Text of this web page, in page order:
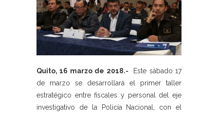
Quito, 16 marzo de 2018.- Este sábado 17
de marzo se desarrollará el primer taller
estratégico entre fiscales y personal del eje
investigativo de la Policía Nacional, con el